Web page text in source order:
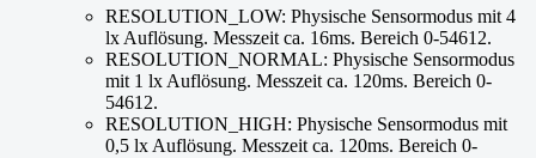
RESOLUTION_LOW: Physische Sensormodus mit 4
lx Auflösung. Messzeit ca. 16ms. Bereich 0-54612.
RESOLUTION_NORMAL: Physische Sensormodus
mit 1 lx Auflösung. Messzeit ca. 120ms. Bereich 0-
54612.
RESOLUTION_HIGH: Physische Sensormodus mit
0,5 lx Auflösung. Messzeit ca. 120ms. Bereich 0-